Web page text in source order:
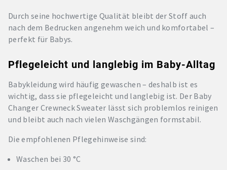
Durch seine hochwertige Qualität bleibt der Stoff auch
nach dem Bedrucken angenehm weich und komfortabel –
perfekt für Babys.
Pflegeleicht und langlebig im Baby-Alltag
Babykleidung wird häufig gewaschen – deshalb ist es
wichtig, dass sie pflegeleicht und langlebig ist. Der Baby
Changer Crewneck Sweater lässt sich problemlos reinigen
und bleibt auch nach vielen Waschgängen formstabil.
Die empfohlenen Pflegehinweise sind:
Waschen bei 30 °C